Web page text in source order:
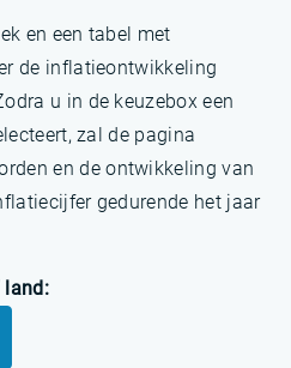
en een tabel met
de inflatieontwikkeling
u in de keuzebox een
zal de pagina
en de ontwikkeling van
gedurende het jaar
land: